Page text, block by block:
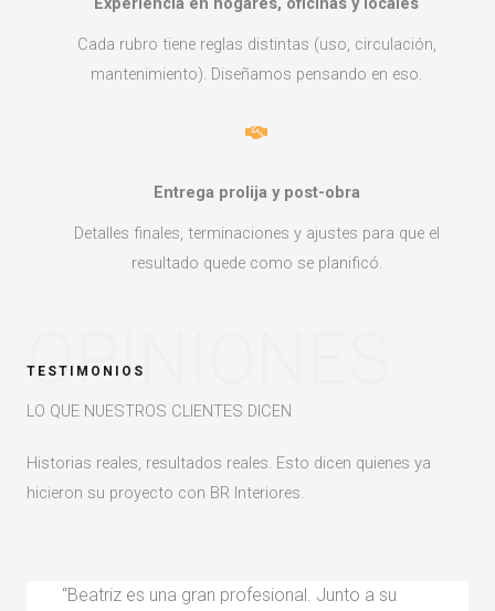
Cada rubro tiene reglas distintas (uso, circulación,
mantenimiento). Diseñamos pensando en eso.
Entrega prolija y post-obra
Detalles finales, terminaciones y ajustes para que el
resultado quede como se planificó.
OPINIONES
TESTIMONIOS
LO QUE NUESTROS CLIENTES DICEN
Historias reales, resultados reales. Esto dicen quienes ya
hicieron su proyecto con BR Interiores.
“Beatriz es una gran profesional. Junto a su